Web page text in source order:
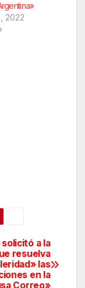
2022
solicitó a la
resuelva
las
en la
Correo»